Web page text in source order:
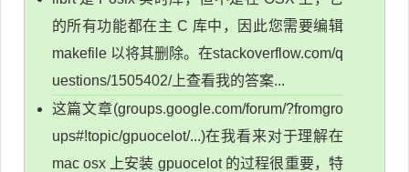
的所有功能都在主 C 库中，因此您需要编辑
makefile 以将其删除。在stackoverflow.com/q
uestions/1505402/上查看我的答案...
这篇文章(groups.google.com/forum/?fromgro
ups#!topic/gpuocelot/...)在我看来对于理解在
mac osx 上安装 gpuocelot 的过程很重要，特